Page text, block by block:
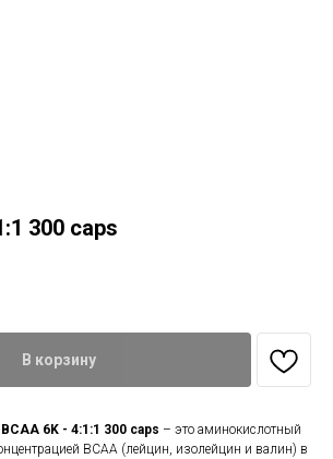
300 caps
В корзину
6K - 4:1:1 300 caps – это аминокислотный
BCAA (лейцин, изолейцин и валин) в